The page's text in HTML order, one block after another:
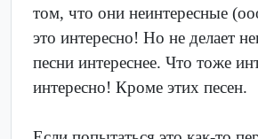
том, что они неинтересные
это интересно! Но не делает
песни интереснее. Что тоже
интересно! Кроме этих песен.